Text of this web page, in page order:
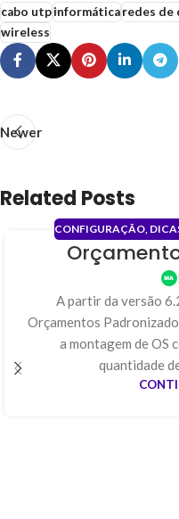
cabo utpinformáticaredes de
wireless
Newer
Related Posts
CONFIGURAÇÃO,
A partir da versão
Orçamentos
a montagem de OS
quantidade